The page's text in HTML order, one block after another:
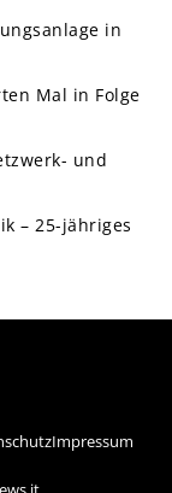
in
Mal in Folge
und
– 25-jähriges
Impressum